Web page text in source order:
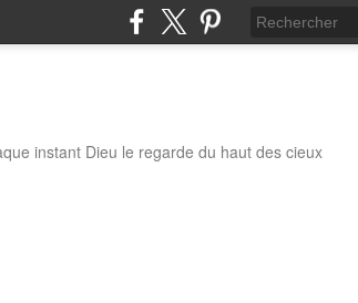
instant Dieu le regarde du haut des cieux